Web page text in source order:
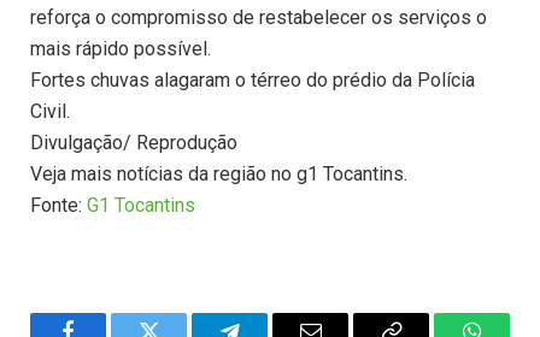
reforça o compromisso de restabelecer os serviços o
mais rápido possível.
Fortes chuvas alagaram o térreo do prédio da Polícia
Civil.
Divulgação/ Reprodução
Veja mais notícias da região no g1 Tocantins.
Fonte: G1 Tocantins